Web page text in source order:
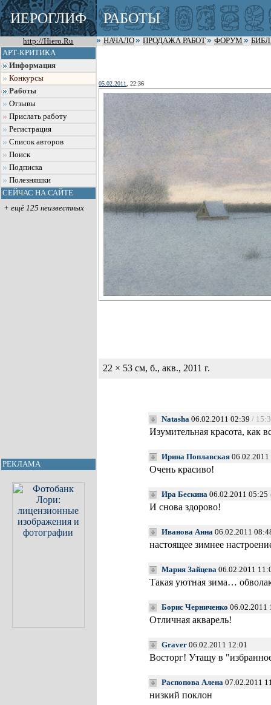
ИЕРОГЛИФ РАБОТЫ
http://Hiero.Ru НАЧАЛО ПРОДАЖА РАБОТ ФОРУМ
АРТ-КРИТИКА
Информация
Конкурсы
Работы
Отзывы
Прислать работу
Регистрация
Список авторов
Поиск
Подписка
Полезняшки
СЕЙЧАС НА САЙТЕ
+ ещё 125 неизвестных
РЕКЛАМА
05.02.2011 , 22:36
22 × 53 см, б., акв., 2011 г.
Natasha 06.02.2011 02:39 /
Изумительная красота, как
Ирина Поплавская
Очень красиво!
Ира Бескина 06.02.2011 05:25
И снова здорово!
Иванова Анна 06.02.2011
настоящее зимнее
Мария Зайцева 06.02.2011
Такая уютная зима…
Борис Черниченко 06.02.2011
Отличная акварель!
Graver 06.02.2011 12:01
Восторг! Утащу в
Распопова Алена 07.02.2011
низкий поклон